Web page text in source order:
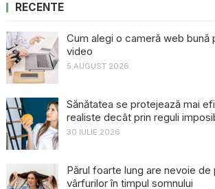
RECENTE
Cum alegi o cameră web bună
video
5 AUGUST 2026
Sănătatea se protejează mai
realiste decât prin reguli
30 IULIE 2026
Părul foarte lung are nevoie de
vârfurilor în timpul somnului